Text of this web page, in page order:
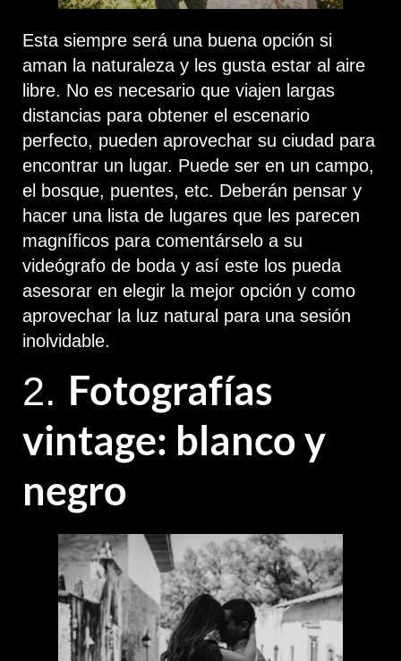
Esta siempre será una buena opción si
aman la naturaleza y les gusta estar al aire
libre. No es necesario que viajen largas
distancias para obtener el escenario
perfecto, pueden aprovechar su ciudad para
encontrar un lugar. Puede ser en un campo,
el bosque, puentes, etc. Deberán pensar y
hacer una lista de lugares que les parecen
magníficos para comentárselo a su
videógrafo de boda y así este los pueda
asesorar en elegir la mejor opción y como
aprovechar la luz natural para una sesión
inolvidable.
2. Fotografías
vintage: blanco y
negro